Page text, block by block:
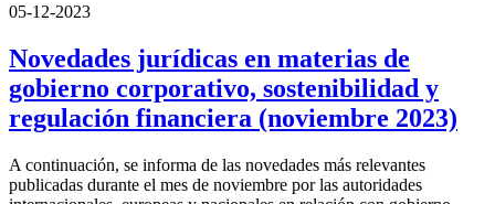
05-12-2023
Novedades jurídicas en materias de
gobierno corporativo, sostenibilidad y
regulación financiera (noviembre 2023)
A continuación, se informa de las novedades más relevantes
publicadas durante el mes de noviembre por las autoridades